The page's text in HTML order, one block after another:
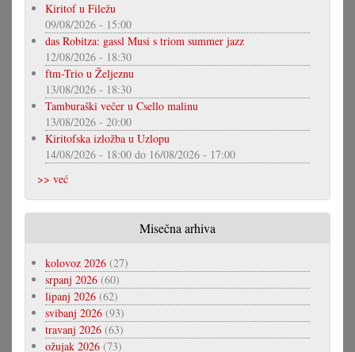
Kiritof u Filežu
09/08/2026 - 15:00
das Robitza: gassl Musi s triom summer jazz
12/08/2026 - 18:30
ftm-Trio u Željeznu
13/08/2026 - 18:30
Tamburaški večer u Csello malinu
13/08/2026 - 20:00
Kiritofska izložba u Uzlopu
14/08/2026 - 18:00 do 16/08/2026 - 17:00
>> već
Misečna arhiva
kolovoz 2026 (27)
srpanj 2026 (60)
lipanj 2026 (62)
svibanj 2026 (93)
travanj 2026 (63)
ožujak 2026 (73)